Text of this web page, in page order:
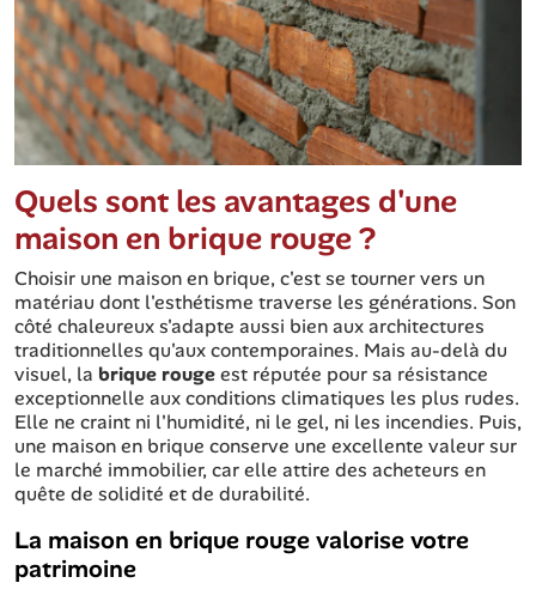
Quels sont les avantages d'une
maison en brique rouge ?
Choisir une maison en brique, c'est se tourner vers un
matériau dont l'esthétisme traverse les générations. Son
côté chaleureux s'adapte aussi bien aux architectures
traditionnelles qu'aux contemporaines. Mais au-delà du
visuel, la brique rougeest réputée pour sa résistance
exceptionnelle aux conditions climatiques les plus rudes.
Elle ne craint ni l'humidité, ni le gel, ni les incendies. Puis,
une maison en brique conserve une excellente valeur sur
le marché immobilier, car elle attire des acheteurs en
quête de solidité et de durabilité.
La maison en brique rouge valorise votre
patrimoine